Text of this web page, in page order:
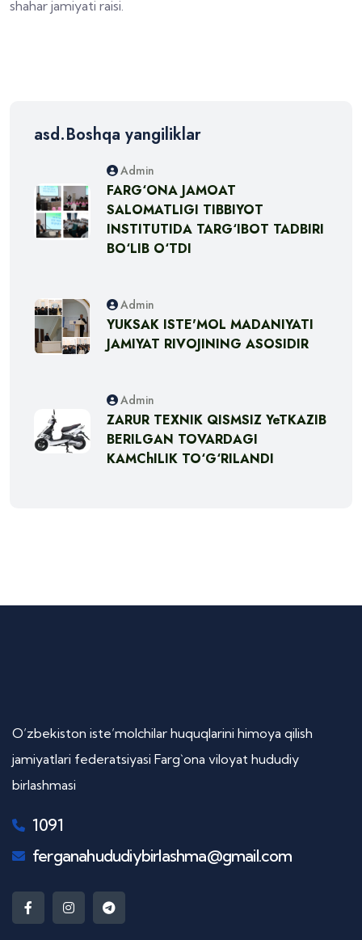
shahar jamiyati raisi.
asd.Boshqa yangiliklar
Admin
FARG‘ONA JAMOAT
SALOMATLIGI TIBBIYOT
INSTITUTIDA TARG‘IBOT TADBIRI
BO‘LIB O‘TDI
Admin
YUKSAK ISTE'MOL MADANIYATI
JAMIYAT RIVOJINING ASOSIDIR
Admin
ZARUR TEXNIK QISMSIZ YeTKAZIB
BERILGAN TOVARDAGI
KAMChILIK TO‘G‘RILANDI
O’zbekiston iste’molchilar huquqlarini himoya qilish
jamiyatlari federatsiyasi Farg`ona viloyat hududiy
birlashmasi
1091
ferganahududiybirlashma@gmail.com